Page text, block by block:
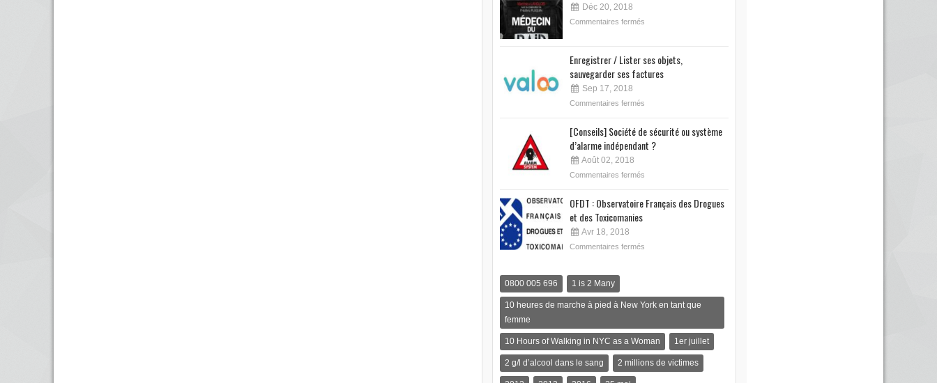
Déc 20, 2018
Commentaires fermés
Enregistrer / Lister ses objets,
sauvegarder ses factures
Sep 17, 2018
Commentaires fermés
[Conseils] Société de sécurité ou système
d’alarme indépendant ?
Août 02, 2018
Commentaires fermés
OFDT : Observatoire Français des Drogues
et des Toxicomanies
Avr 18, 2018
Commentaires fermés
0800 005 696 1 is 2 Many
10 heures de marche à pied à New York en tant que
femme
10 Hours of Walking in NYC as a Woman 1er juillet
2 g/l d’alcool dans le sang 2 millions de victimes